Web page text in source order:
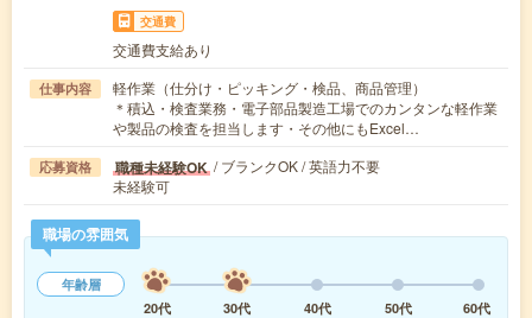
交通費
交通費支給あり
仕事内容
軽作業（仕分け・ピッキング・検品、商品管理）
＊積込・検査業務・電子部品製造工場でのカンタンな軽作業
や製品の検査を担当します・その他にもExcel…
応募資格 職種未経験OK / ブランクOK / 英語力不要
未経験可
職場の雰囲気
年齢層
20代
30代 40代 50代
60代